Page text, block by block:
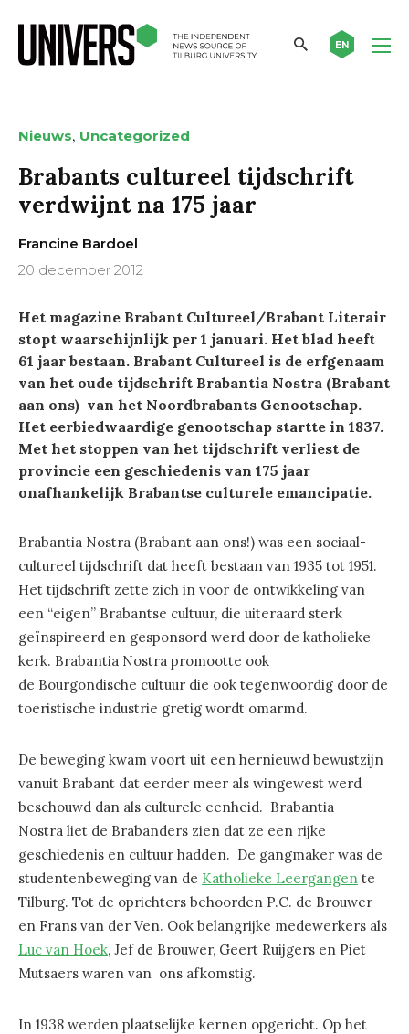
EN
Nieuws, Uncategorized
Brabants cultureel tijdschrift
verdwijnt na 175 jaar
Francine Bardoel
20 december 2012
Het magazine Brabant Cultureel/Brabant Literair
stopt waarschijnlijk per 1 januari. Het blad heeft
61 jaar bestaan. Brabant Cultureel is de erfgenaam
van het oude tijdschrift Brabantia Nostra (Brabant
aan ons) van het Noordbrabants Genootschap.
Het eerbiedwaardige genootschap startte in 1837.
Met het stoppen van het tijdschrift verliest de
provincie een geschiedenis van 175 jaar
onafhankelijk Brabantse culturele emancipatie.
Brabantia Nostra (Brabant aan ons!) was een sociaal-
cultureel tijdschrift dat heeft bestaan van 1935 tot 1951.
Het tijdschrift zette zich in voor de ontwikkeling van
een “eigen” Brabantse cultuur, die uiteraard sterk
geïnspireerd en gesponsord werd door de katholieke
kerk. Brabantia Nostra promootte ook
de Bourgondische cultuur die ook tegenwoordig door de
toeristische industrie gretig wordt omarmd.
De beweging kwam voort uit een hernieuwd bewustzijn
vanuit Brabant dat eerder meer als wingewest werd
beschouwd dan als culturele eenheid. Brabantia
Nostra liet de Brabanders zien dat ze een rijke
geschiedenis en cultuur hadden. De gangmaker was de
studentenbeweging van de Katholieke Leergangen te
Tilburg. Tot de oprichters behoorden P.C. de Brouwer
en Frans van der Ven. Ook belangrijke medewerkers als
Luc van Hoek, Jef de Brouwer, Geert Ruijgers en Piet
Mutsaers waren van ons afkomstig.
In 1938 werden plaatselijke kernen opgericht. Op het